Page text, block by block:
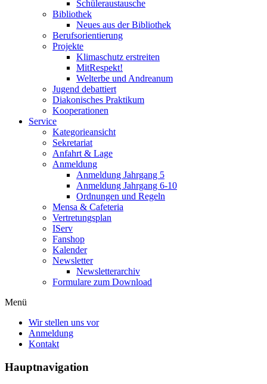
Schüleraustausche
Bibliothek
Neues aus der Bibliothek
Berufsorientierung
Projekte
Klimaschutz erstreiten
MitRespekt!
Welterbe und Andreanum
Jugend debattiert
Diakonisches Praktikum
Kooperationen
Service
Kategorieansicht
Sekretariat
Anfahrt & Lage
Anmeldung
Anmeldung Jahrgang 5
Anmeldung Jahrgang 6-10
Ordnungen und Regeln
Mensa & Cafeteria
Vertretungsplan
IServ
Fanshop
Kalender
Newsletter
Newsletterarchiv
Formulare zum Download
Menü
Wir stellen uns vor
Anmeldung
Kontakt
Hauptnavigation